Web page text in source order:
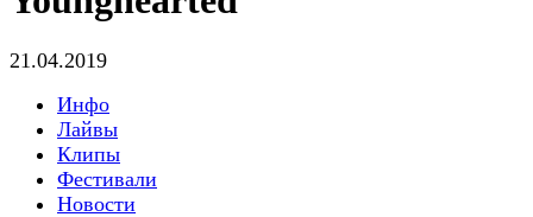
21.04.2019
Инфо
Лайвы
Клипы
Фестивали
Новости